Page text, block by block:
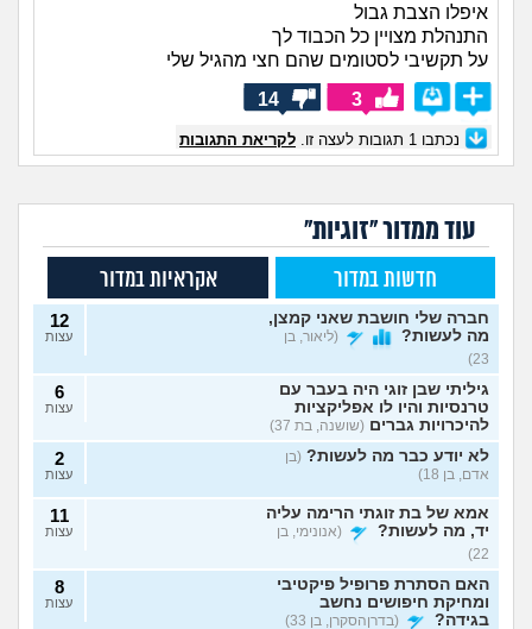
איפלו הצבת גבול
התנהלת מצויין כל הכבוד לך
על תקשיבי לסטומים שהם חצי מהגיל שלי
3
14
נכתבו 1 תגובות לעצה זו. לקריאת התגובות
עוד ממדור "זוגיות"
חדשות במדור אקראיות במדור
חברה שלי חושבת שאני קמצן,
מה לעשות?
(ליאור, בן
23)
12
עצות
גיליתי שבן זוגי היה בעבר עם
טרנסיות והיו לו אפליקציות
להיכרויות גברים (שושנה, בת 37)
6
עצות
לא יודע כבר מה לעשות? (בן
אדם, בן 18)
2
עצות
אמא של בת זוגתי הרימה עליה
יד, מה לעשות?
(אנונימי, בן
22)
11
עצות
האם הסתרת פרופיל פיקטיבי
ומחיקת חיפושים נחשב
בגידה?
(בדרןהסקרן, בן 33)
8
עצות